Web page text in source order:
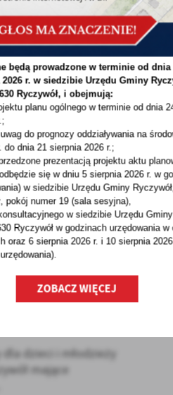
Gospodyń Wiejskich
o trwającym
Gospodyń
I MŁODZIEŻY
dla dzieci i młodzieży
mające
będą prowadzone w terminie od dnia
r. w siedzibie Urzędu Gminy
Ryczywół, i obejmują:
planu ogólnego w terminie od dnia
do prognozy oddziaływania na
do dnia 21 sierpnia 2026 r.;
prezentacją projektu aktu
się w dniu 5 sierpnia 2026 r.w
w siedzibie Urzędu Gminy
pokój numer 19 (sala sesyjna),
w siedzibie Urzędu
Ryczywół w godzinach urzędowania
oraz 6 sierpnia 2026 r. i 10 sierpnia
urzędowania).
ZOBACZ WIĘCEJ